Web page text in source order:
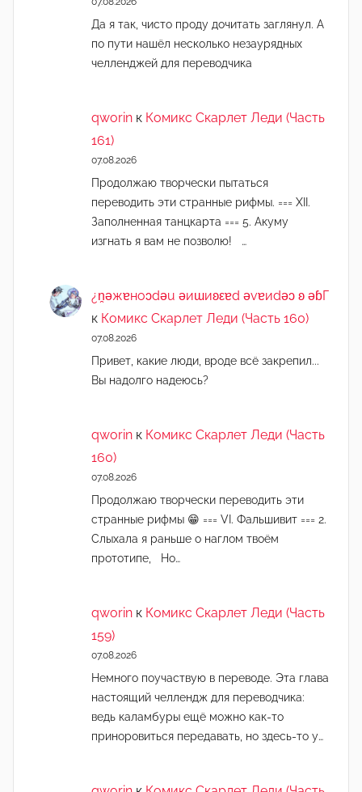
Да я так, чисто проду дочитать заглянул. А
по пути нашёл несколько незаурядных
челленджей для переводчика
qworin к Комикс Скарлет Леди (Часть
161)
07.08.2026
Продолжаю творчески пытаться
переводить эти странные рифмы. === XII.
Заполненная танцкарта === 5. Акуму
изгнать я вам не позволю! …
¿n̯ǝжɐноɔdǝu ǝиɯиʚεɐd ǝvɐиdǝɔ ʚ ǝɓГ
к Комикс Скарлет Леди (Часть 160)
07.08.2026
Привет, какие люди, вроде всё закрепил...
Вы надолго надеюсь?
qworin к Комикс Скарлет Леди (Часть
160)
07.08.2026
Продолжаю творчески переводить эти
странные рифмы 😁 === VI. Фальшивит === 2.
Слыхала я раньше о наглом твоём
прототипе, Но…
qworin к Комикс Скарлет Леди (Часть
159)
07.08.2026
Немного поучаствую в переводе. Эта глава
настоящий челлендж для переводчика:
ведь каламбуры ещё можно как-то
приноровиться передавать, но здесь-то у…